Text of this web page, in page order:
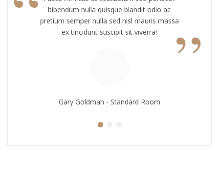
bibendum nulla quisque blandit odio ac
pretium semper nulla sed nisl mauris massa
ex tincidunt suscipit sit viverra!
”
Gary Goldman - Standard Room